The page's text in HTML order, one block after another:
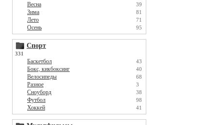
Весна 39
Зима 81
Лето 71
Осень 95
Спорт
331
Баскетбол 43
Бокс, кикбоксинг 40
Велосипеды 68
Разное 3
Сноуборд 38
Футбол 98
Хоккей 41